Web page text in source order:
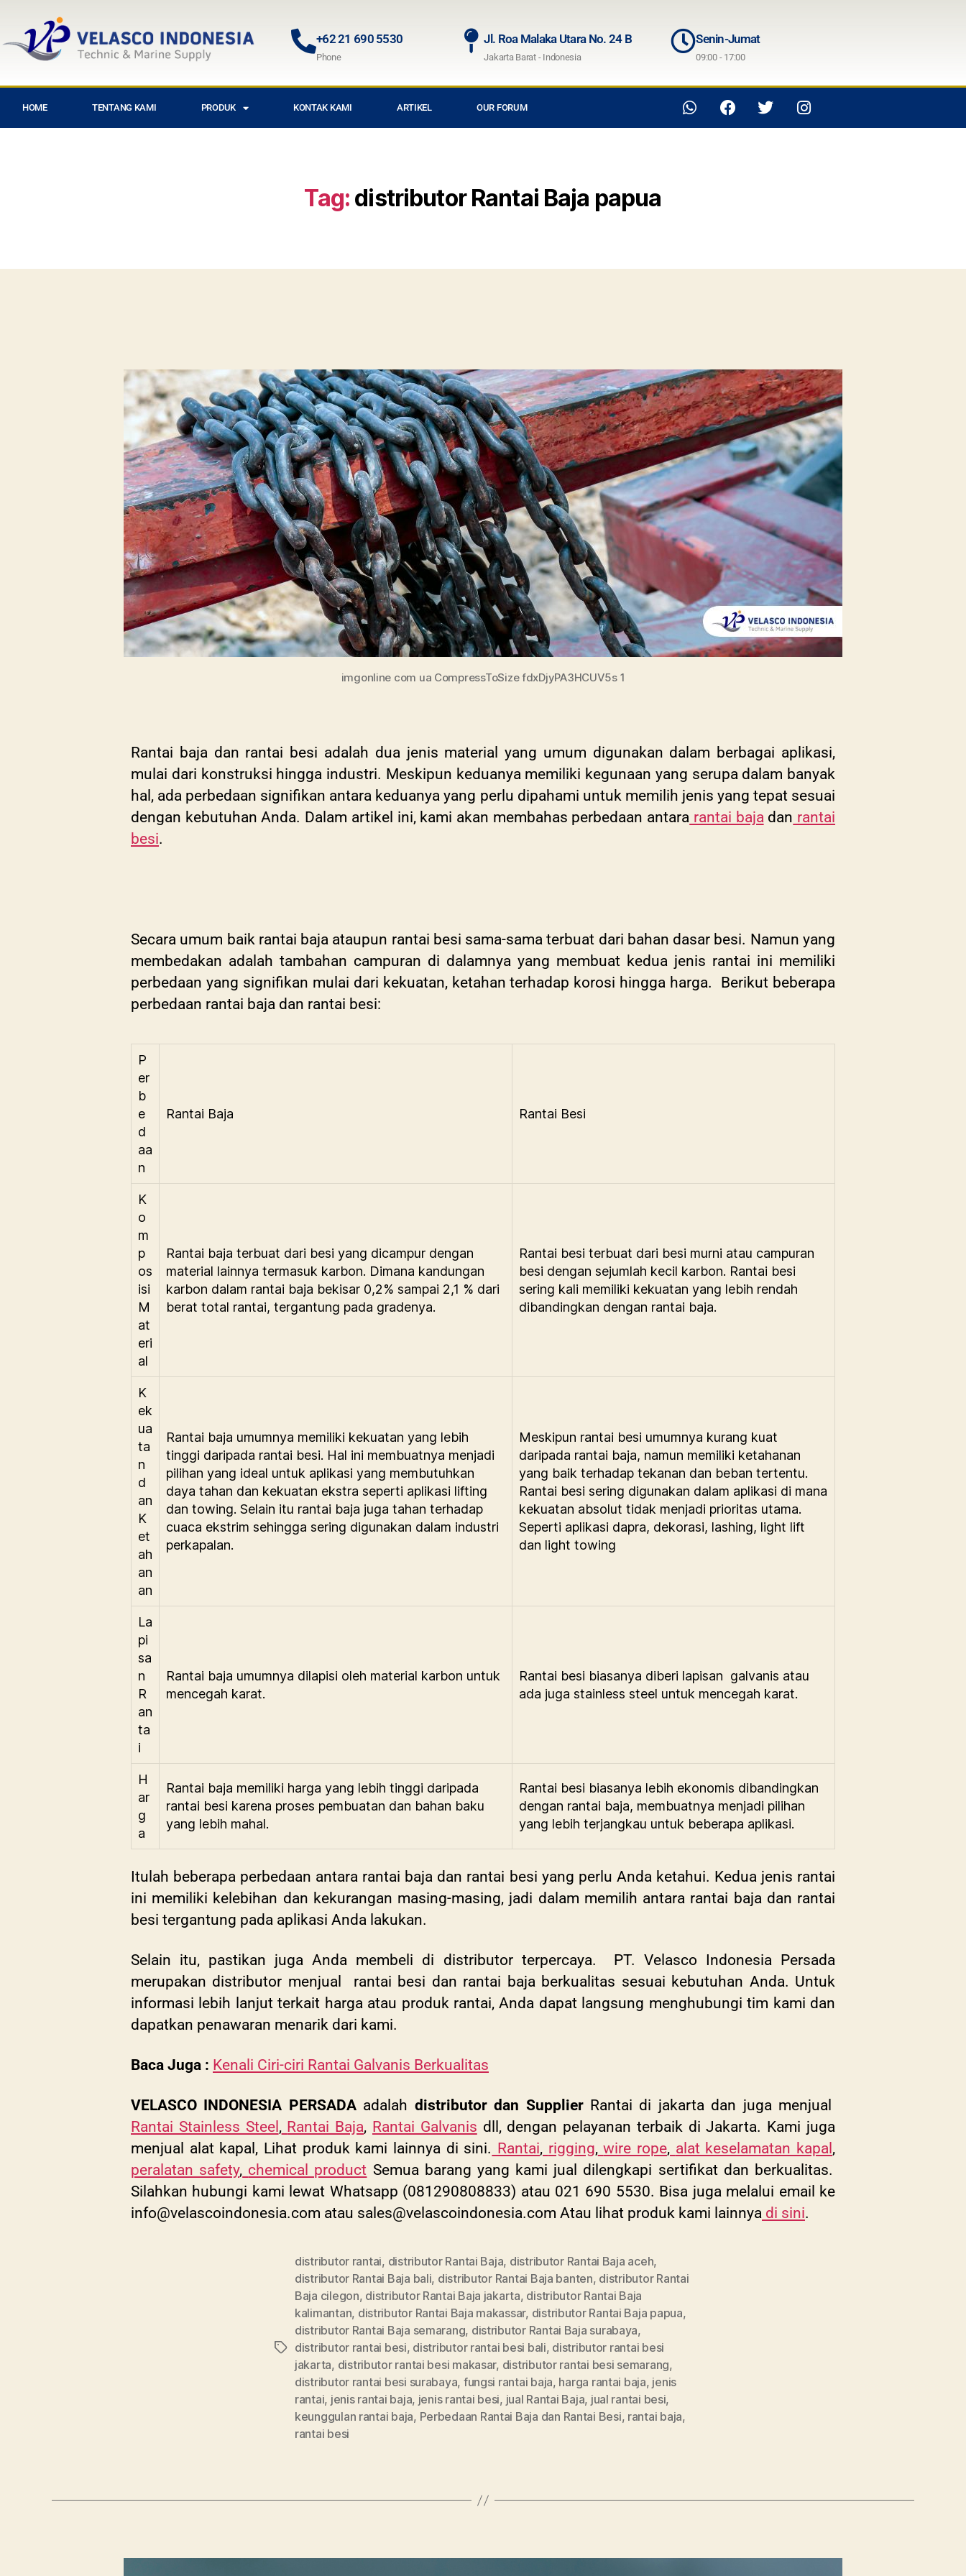
+62 21 690 5530
Phone
Jl. Roa Malaka Utara No. 24 B
Jakarta Barat - Indonesia
Senin-Jumat
09:00 - 17:00
HOME TENTANG KAMI PRODUK KONTAK KAMI ARTIKEL OUR FORUM
Tag: distributor Rantai Baja papua
imgonline com ua CompressToSize fdxDjyPA3HCUV5s 1
Rantai baja dan rantai besi adalah dua jenis material yang umum digunakan dalam berbagai aplikasi,
mulai dari konstruksi hingga industri. Meskipun keduanya memiliki kegunaan yang serupa dalam banyak
hal, ada perbedaan signifikan antara keduanya yang perlu dipahami untuk memilih jenis yang tepat sesuai
dengan kebutuhan Anda. Dalam artikel ini, kami akan membahas perbedaan antara rantai bajadan rantai
besi.
Secara umum baik rantai baja ataupun rantai besi sama-sama terbuat dari bahan dasar besi. Namun yang
membedakan adalah tambahan campuran di dalamnya yang membuat kedua jenis rantai ini memiliki
perbedaan yang signifikan mulai dari kekuatan, ketahan terhadap korosi hingga harga. Berikut beberapa
perbedaan rantai baja dan rantai besi:
P
er
b
e
d
aa
n
Rantai Baja Rantai Besi
K
o
m
p
os
isi
M
at
eri
al
Rantai baja terbuat dari besi yang dicampur dengan
material lainnya termasuk karbon. Dimana kandungan
karbon dalam rantai baja bekisar 0,2% sampai 2,1 % dari
berat total rantai, tergantung pada gradenya.
Rantai besi terbuat dari besi murni atau campuran
besi dengan sejumlah kecil karbon. Rantai besi
sering kali memiliki kekuatan yang lebih rendah
dibandingkan dengan rantai baja.
K
ek
ua
ta
n
d
an
K
et
ah
an
an
Rantai baja umumnya memiliki kekuatan yang lebih
tinggi daripada rantai besi. Hal ini membuatnya menjadi
pilihan yang ideal untuk aplikasi yang membutuhkan
daya tahan dan kekuatan ekstra seperti aplikasi lifting
dan towing. Selain itu rantai baja juga tahan terhadap
cuaca ekstrim sehingga sering digunakan dalam industri
perkapalan.
Meskipun rantai besi umumnya kurang kuat
daripada rantai baja, namun memiliki ketahanan
yang baik terhadap tekanan dan beban tertentu.
Rantai besi sering digunakan dalam aplikasi di mana
kekuatan absolut tidak menjadi prioritas utama.
Seperti aplikasi dapra, dekorasi, lashing, light lift
dan light towing
La
pi
sa
n
R
an
ta
i
Rantai baja umumnya dilapisi oleh material karbon untuk
mencegah karat.
Rantai besi biasanya diberi lapisan galvanis atau
ada juga stainless steel untuk mencegah karat.
H
ar
g
a
Rantai baja memiliki harga yang lebih tinggi daripada
rantai besi karena proses pembuatan dan bahan baku
yang lebih mahal.
Rantai besi biasanya lebih ekonomis dibandingkan
dengan rantai baja, membuatnya menjadi pilihan
yang lebih terjangkau untuk beberapa aplikasi.
Itulah beberapa perbedaan antara rantai baja dan rantai besi yang perlu Anda ketahui. Kedua jenis rantai
ini memiliki kelebihan dan kekurangan masing-masing, jadi dalam memilih antara rantai baja dan rantai
besi tergantung pada aplikasi Anda lakukan.
Selain itu, pastikan juga Anda membeli di distributor terpercaya. PT. Velasco Indonesia Persada
merupakan distributor menjual rantai besi dan rantai baja berkualitas sesuai kebutuhan Anda. Untuk
informasi lebih lanjut terkait harga atau produk rantai, Anda dapat langsung menghubungi tim kami dan
dapatkan penawaran menarik dari kami.
Baca Juga : Kenali Ciri-ciri Rantai Galvanis Berkualitas
VELASCO INDONESIA PERSADAadalah distributor dan SupplierRantai di jakarta dan juga menjual
Rantai Stainless Steel , Rantai Baja, Rantai Galvanis dll, dengan pelayanan terbaik di Jakarta. Kami juga
menjual alat kapal, Lihat produk kami lainnya di sini. Rantai, rigging, wire rope, alat keselamatan kapal ,
peralatan safety, chemical product Semua barang yang kami jual dilengkapi sertifikat dan berkualitas.
Silahkan hubungi kami lewat Whatsapp (081290808833) atau 021 690 5530. Bisa juga melalui email ke
info@velascoindonesia.com atau sales@velascoindonesia.com Atau lihat produk kami lainnya di sini.
distributor rantai, distributor Rantai Baja, distributor Rantai Baja aceh,
distributor Rantai Baja bali, distributor Rantai Baja banten, distributor Rantai
Baja cilegon, distributor Rantai Baja jakarta, distributor Rantai Baja
kalimantan, distributor Rantai Baja makassar, distributor Rantai Baja papua,
distributor Rantai Baja semarang, distributor Rantai Baja surabaya,
distributor rantai besi, distributor rantai besi bali, distributor rantai besi
jakarta, distributor rantai besi makasar, distributor rantai besi semarang,
distributor rantai besi surabaya, fungsi rantai baja, harga rantai baja, jenis
rantai, jenis rantai baja, jenis rantai besi, jual Rantai Baja, jual rantai besi,
keunggulan rantai baja, Perbedaan Rantai Baja dan Rantai Besi, rantai baja,
rantai besi